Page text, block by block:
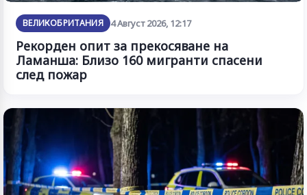
ВЕЛИКОБРИТАНИЯ 4 Август 2026, 12:17
Рекорден опит за прекосяване на
Ламанша: Близо 160 мигранти спасени
след пожар